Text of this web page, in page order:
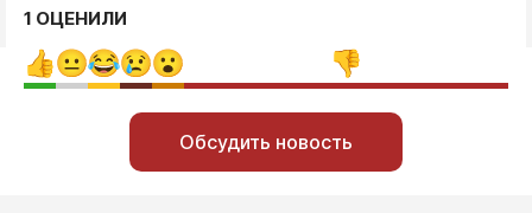
1 ОЦЕНИЛИ
Обсудить новость